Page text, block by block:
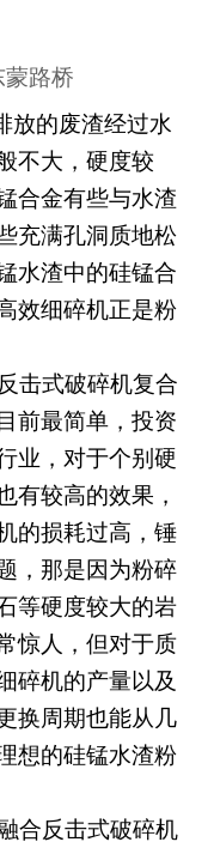
蒙路桥
放的废渣经过水
不大，硬度较
合金有些与水渣
充满孔洞质地松
水渣中的硅锰合
效细碎机正是粉
击式破碎机复合
前最简单，投资
业，对于个别硬
有较高的效果，
的损耗过高，锤
，那是因为粉碎
等硬度较大的岩
惊人，但对于质
碎机的产量以及
换周期也能从几
想的硅锰水渣粉
合反击式破碎机